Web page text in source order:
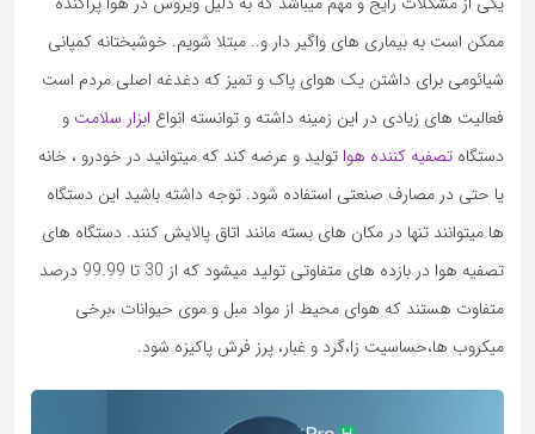
ممکن است به بیماری های واگیر دار و.. مبتلا شویم. خوشبختانه کمپانی
شیائومی برای داشتن یک هوای پاک و تمیز که دغدغه اصلی مردم است
فعالیت های زیادی در این زمینه داشته و توانسته انواع ابزار سلامت و
دستگاه تصفیه کننده هواتولید و عرضه کند که میتوانید در خودرو ، خانه
یا حتی در مصارف صنعتی استفاده شود. توجه داشته باشید این دستگاه
ها میتوانند تنها در مکان های بسته مانند اتاق پالایش کنند. دستگاه های
تصفیه هوا در بازده های متفاوتی تولید میشود که از 30 تا 99.99 درصد
متفاوت هستند که هوای محیط از مواد مبل و موی حیوانات ،برخی
میکروب ها،حساسیت زا،گرد و غبار، پرز فرش پاکیزه شود.